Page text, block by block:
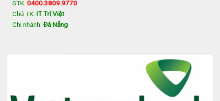
STK: 0400.3809.9770
Chủ TK: IT Trí Việt
Chi nhánh: Đà Nẵng